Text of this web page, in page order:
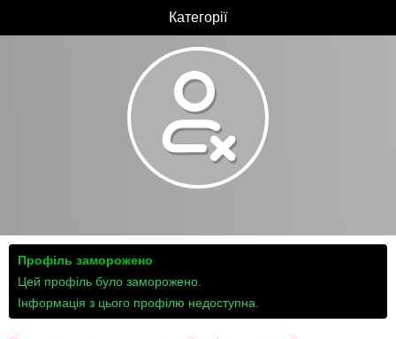
Профіль заморожено
Цей профіль було заморожено.
Інформація з цього профілю недоступна.
Категорії